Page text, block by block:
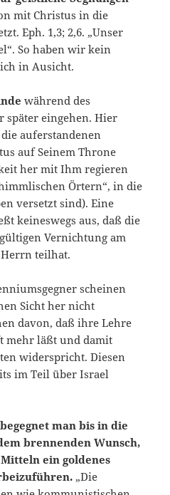
mit Christus in die
Eph. 1,3; 2,6. „Unser
So haben wir kein
in Ausicht.
während des
eingehen. Hier
die auferstandenen
auf Seinem Throne
her mit Ihm regieren
Örtern“, in die
versetzt sind). Eine
keineswegs aus, daß die
Vernichtung am
teilhat.
scheinen
Sicht her nicht
davon, daß ihre Lehre
mehr läßt und damit
widerspricht. Diesen
im Teil über Israel
egegnet man bis in die
brennenden Wunsch,
ein goldenes
„Die